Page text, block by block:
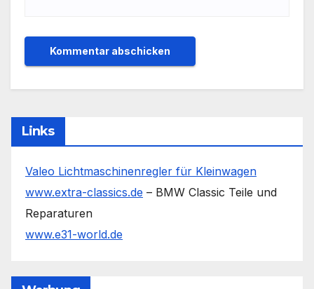
Links
Valeo Lichtmaschinenregler für Kleinwagen
www.extra-classics.de – BMW Classic Teile und
Reparaturen
www.e31-world.de